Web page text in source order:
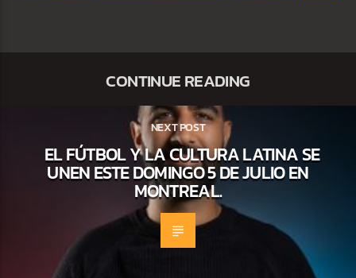
CONTINUE READING
NEXT POST
EL FÚTBOL Y LA CULTURA LATINA SE
UNEN ESTE DOMINGO 5 DE JULIO EN
MONTREAL.